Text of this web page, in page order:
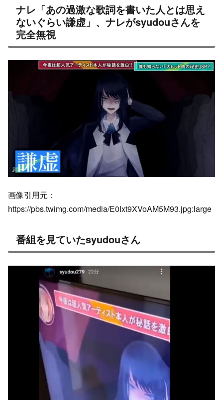
ナレ「あの過激な歌詞を書いた人とは思え
ないぐらい謙虚」、ナレがsyudouさんを
完全無視
画像引用元：
https://pbs.twimg.com/media/E0Ixt9XVoAM5M93.jpg:large
番組を見ていたsyudouさん